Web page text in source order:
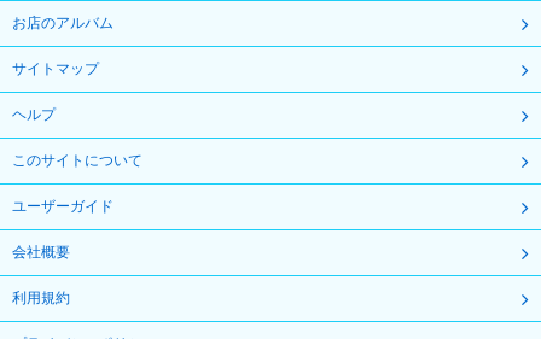
お店のアルバム
サイトマップ
ヘルプ
このサイトについて
ユーザーガイド
会社概要
利用規約